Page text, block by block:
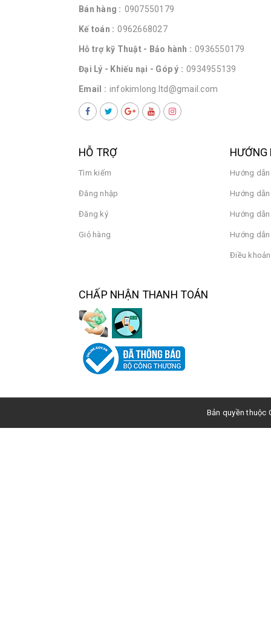
Bán hàng : 0907550179
Kế toán : 0962668027
Hỗ trợ kỹ Thuật - Bảo hành : 0936550179
Đại Lý - Khiếu nại - Góp ý : 0934955139
Email : infokimlong.ltd@gmail.com
HỖ TRỢ
Tìm kiếm
Đăng nhập
Đăng ký
Giỏ hàng
HƯỚNG
Hướng
Hướng
Hướng
Hướng
Điều
CHẤP NHẬN THANH TOÁN
Bản quyền thuộc